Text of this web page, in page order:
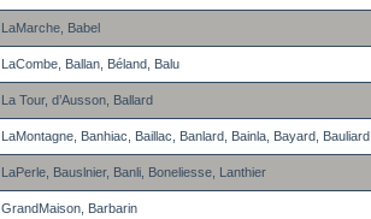
LaMarche, Babel
LaCombe, Ballan, Béland, Balu
La Tour, d’Ausson, Ballard
LaMontagne, Banhiac, Baillac, Banlard, Bainla, Bayard, Bauliard
LaPerle, Bauslnier, Banli, Boneliesse, Lanthier
GrandMaison, Barbarin